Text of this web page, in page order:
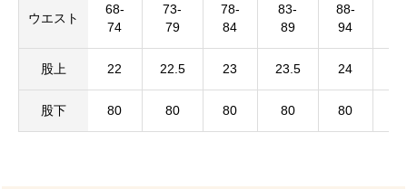
ウエスト
68-
74
73-
79
78-
84
83-
89
88-
94
股上 22 22.5 23 23.5 24
股下 80 80 80 80 80